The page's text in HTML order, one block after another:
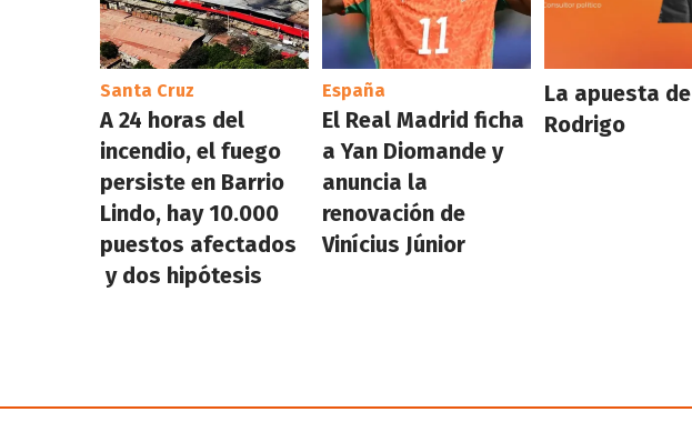
Santa Cruz
A 24 horas del
incendio, el fuego
persiste en Barrio
Lindo, hay 10.000
puestos afectados
y dos hipótesis
España
El Real Madrid ficha
a Yan Diomande y
anuncia la
renovación de
Vinícius Júnior
La apuesta de
Rodrigo